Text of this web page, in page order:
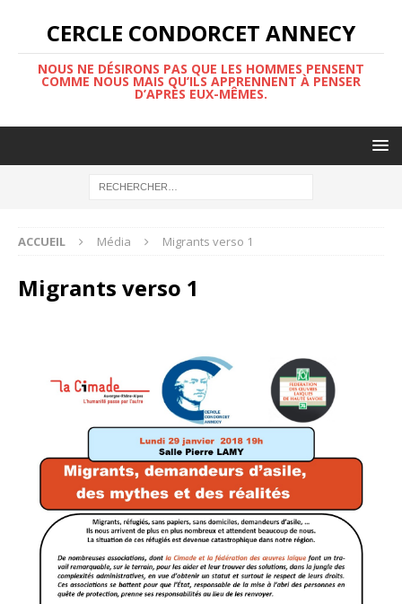
CERCLE CONDORCET ANNECY
NOUS NE DÉSIRONS PAS QUE LES HOMMES PENSENT
COMME NOUS MAIS QU’ILS APPRENNENT À PENSER
D’APRÈS EUX-MÊMES.
ACCUEIL Média Migrants verso 1
Migrants verso 1